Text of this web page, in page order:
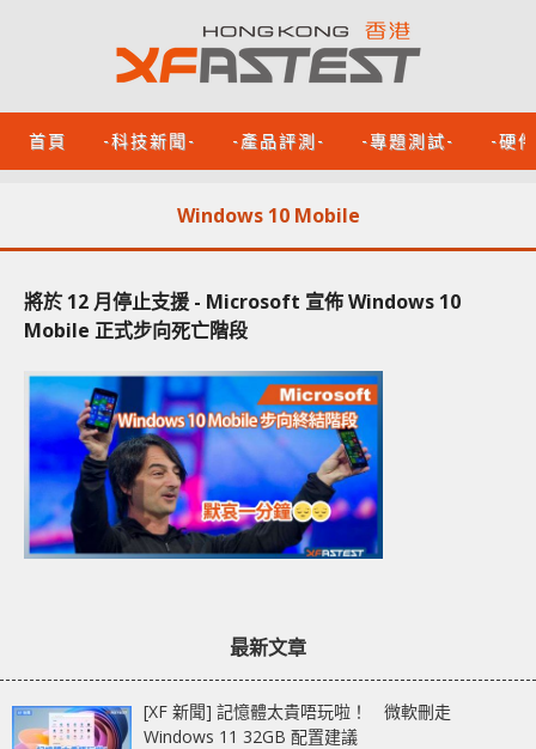
首頁 -科技新聞- -產品評測- -專題測試- -硬
Windows 10 Mobile
將於 12 月停止支援 - Microsoft 宣佈 Windows 10
Mobile 正式步向死亡階段
最新文章
[XF 新聞] 記憶體太貴唔玩啦！ 微軟刪走
Windows 11 32GB 配置建議